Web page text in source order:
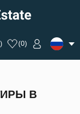
) (0)
В